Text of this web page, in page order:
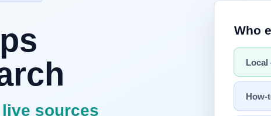
픽셀 이미지는 약 300만 개의 숫자(RGB 값)로 구성됩
로 번역하는 것"**입니다.
나로 처리하는가?